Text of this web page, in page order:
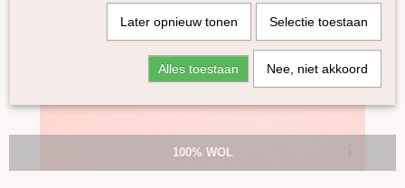
100% WOL
Later opnieuw tonen Selectie toestaan
Alles toestaan Nee, niet akkoord